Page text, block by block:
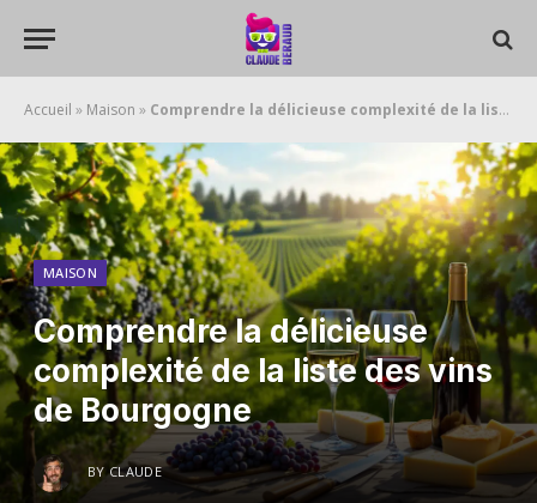
Accueil » Maison » Comprendre la délicieuse complexité de la liste des vins de Bourgogne
MAISON
Comprendre la délicieuse
complexité de la liste des vins
de Bourgogne
BY CLAUDE